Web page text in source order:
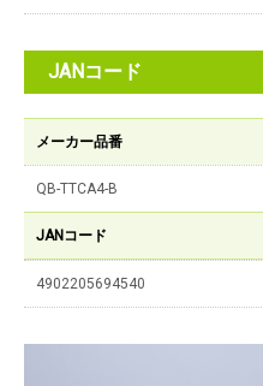
JANコード
メーカー品番
QB-TTCA4-B
JANコード
4902205694540